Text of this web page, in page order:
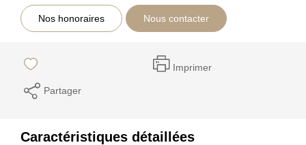
Nos honoraires Nous contacter
Imprimer
Partager
Caractéristiques détaillées